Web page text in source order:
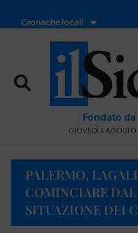
Cronache locali
Fondato
GIOVEDÌ 6
PALERMO,
COMINCIARE
SITUAZIONE DEI